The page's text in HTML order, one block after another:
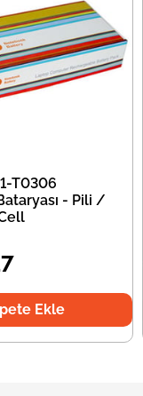
T0306
- Pili /
Ekle